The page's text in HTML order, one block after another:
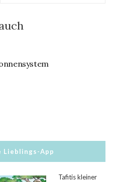
Lieblings-App
Tafitis kleiner